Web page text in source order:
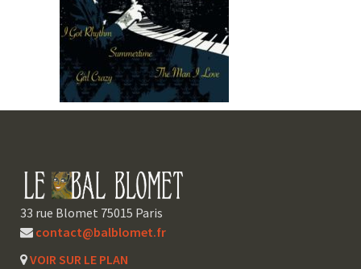
33 rue Blomet 75015 Paris
contact@balblomet.fr
VOIR SUR LE PLAN